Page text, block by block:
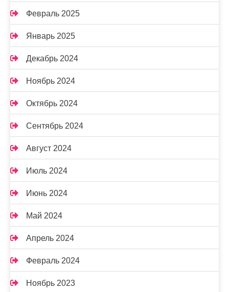
Февраль 2025
Январь 2025
Декабрь 2024
Ноябрь 2024
Октябрь 2024
Сентябрь 2024
Август 2024
Июль 2024
Июнь 2024
Май 2024
Апрель 2024
Февраль 2024
Ноябрь 2023